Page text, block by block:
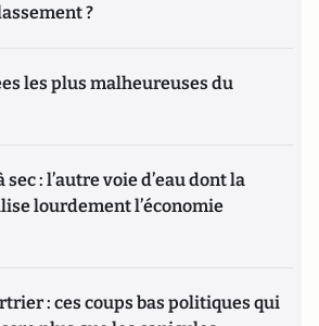
?
les plus malheureuses du
sec : l’autre voie d’eau dont la
lourdement l’économie
: ces coups bas politiques qui